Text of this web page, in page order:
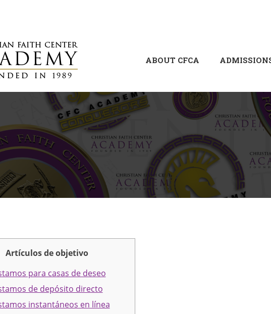
ABOUT CFCA
Artículos de objetivo
para casas de deseo
de depósito directo
instantáneos en línea